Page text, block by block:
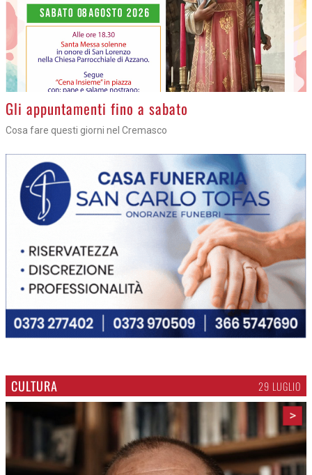
Gli appuntamenti fino a sabato
Cosa fare questi giorni nel Cremasco
CULTURA 29 LUGLIO
>